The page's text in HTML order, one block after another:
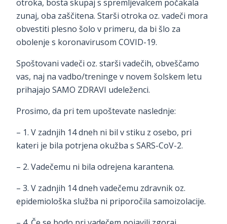
otroka, bosta skupaj s spremljevalcem počakala
zunaj, oba zaščitena. Starši otroka oz. vadeči mora
obvestiti plesno šolo v primeru, da bi šlo za
obolenje s koronavirusom COVID-19.
Spoštovani vadeči oz. starši vadečih, obveščamo
vas, naj na vadbo/treninge v novem šolskem letu
prihajajo SAMO ZDRAVI udeleženci.
Prosimo, da pri tem upoštevate naslednje:
– 1. V zadnjih 14 dneh ni bil v stiku z osebo, pri
kateri je bila potrjena okužba s SARS-CoV-2.
– 2. Vadečemu ni bila odrejena karantena.
– 3. V zadnjih 14 dneh vadečemu zdravnik oz.
epidemiološka služba ni priporočila samoizolacije.